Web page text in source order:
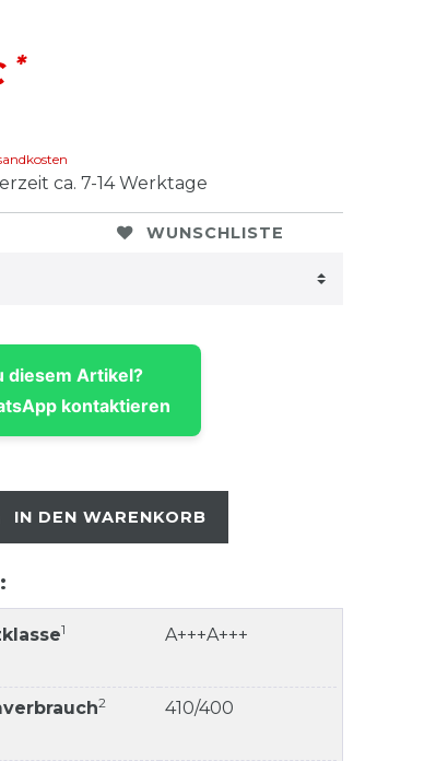
*
ca. 7-14 Werktage
WUNSCHLISTE
diesem Artikel?
kontaktieren
IN DEN WARENKORB
1 A+++A+++
2 410/400